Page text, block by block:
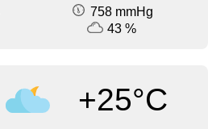
758 mmHg
43 %
+25°C